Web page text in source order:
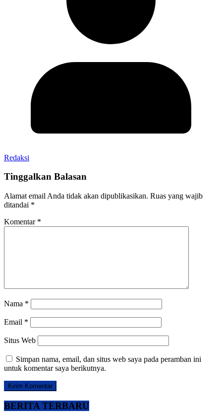
Redaksi
Tinggalkan Balasan
Alamat email Anda tidak akan dipublikasikan. Ruas yang wajib
ditandai *
Komentar *
Nama *
Email *
Situs Web
Simpan nama, email, dan situs web saya pada peramban ini
untuk komentar saya berikutnya.
BERITA TERBARU